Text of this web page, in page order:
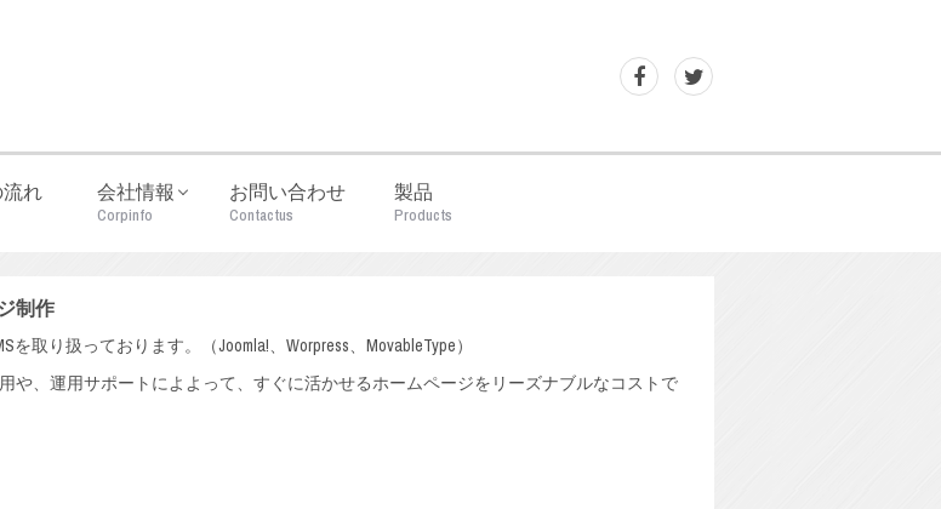
れ 会社情報
Corpinfo
お問い合わせ
Contactus
製品
Products
制作
を取り扱っております。（Joomla!、Worpress、MovableType）
や、運用サポートによよって、すぐに活かせるホームページをリーズナブルなコストで